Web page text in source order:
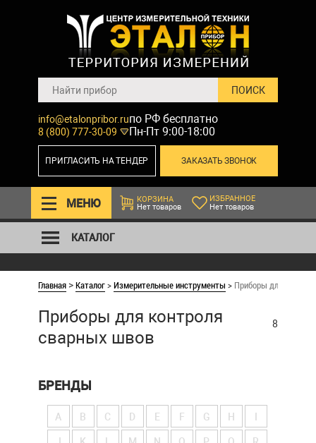
info@etalonpribor.ru
8 (800) 777-30-09
по РФ бесплатно
Пн-Пт 9:00-18:00
ЗАКАЗАТЬ ЗВОНОК
ПРИГЛАСИТЬ НА ТЕНДЕР
МЕНЮ
КОРЗИНА
Нет товаров
ИЗБРАННОЕ
Нет товаров
КАТАЛОГ
Главная >Каталог>Измерительные инструменты > Приборы для
Приборы для контроля
сварных швов
8
БРЕНДЫ
A B C D E F G H